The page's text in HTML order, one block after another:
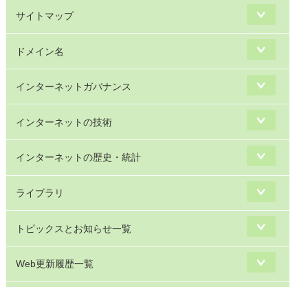
サイトマップ
ドメイン名
インターネットガバナンス
インターネットの技術
インターネットの歴史・統計
ライブラリ
トピックスとお知らせ一覧
Web更新履歴一覧